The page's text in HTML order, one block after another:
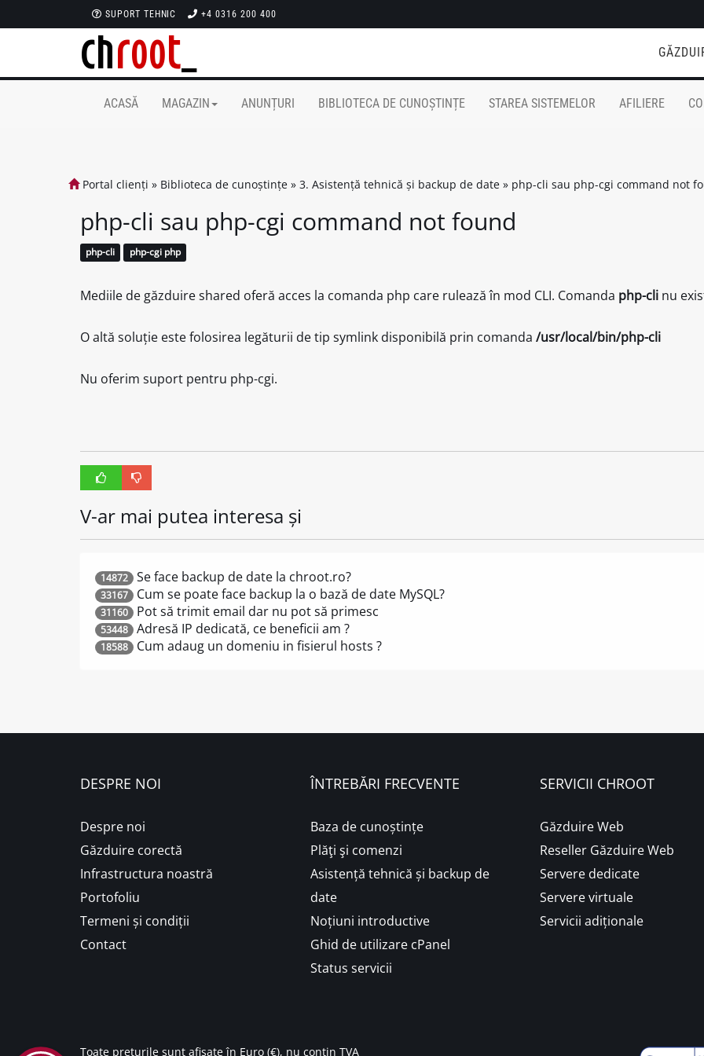
SUPORT TEHNIC +4 0316 200 400
ACASĂ MAGAZIN ANUNȚURI BIBLIOTECA DE CUNOȘTINȚE STAREA SISTEMELOR AFILIERE
Portal clienți » Biblioteca de cunoștințe » 3. Asistență tehnică și backup de date » php-cli sau php-cgi command not
php-cli sau php-cgi command not found
php-cli php-cgi php
Mediile de găzduire shared oferă acces la comanda php care rulează în mod CLI. Comanda php-cli nu
O altă soluție este folosirea legăturii de tip symlink disponibilă prin comanda /usr/local/bin/php-cli
Nu oferim suport pentru php-cgi.
V-ar mai putea interesa și
14872 Se face backup de date la chroot.ro?
33167 Cum se poate face backup la o bază de date MySQL?
31160 Pot să trimit email dar nu pot să primesc
53448 Adresă IP dedicată, ce beneficii am ?
18588 Cum adaug un domeniu in fisierul hosts ?
DESPRE NOI
Despre noi
Găzduire corectă
Infrastructura noastră
Portofoliu
Termeni și condiții
Contact
ÎNTREBĂRI FRECVENTE
Baza de cunoștințe
Plăţi şi comenzi
Asistență tehnică și backup de
date
Noțiuni introductive
Ghid de utilizare cPanel
Status servicii
SERVICII CHROOT
Găzduire Web
Reseller Găzduire Web
Servere dedicate
Servere virtuale
Servicii adiționale
Toate prețurile sunt afișate în Euro (€), nu conțin TVA